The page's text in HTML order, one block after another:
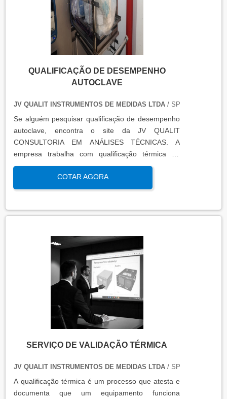
QUALIFICAÇÃO DE DESEMPENHO
AUTOCLAVE
JV QUALIT INSTRUMENTOS DE MEDIDAS LTDA/ SP
Se alguém pesquisar qualificação de desempenho
autoclave, encontra o site da JV QUALIT
CONSULTORIA EM ANÁLISES TÉCNICAS. A
empresa trabalha com qualificação térmica de
equipamentos e engenharia, disponibilizando o que
há de mais atual para garantir a qualidade final
para seus clientes.
COTAR AGORA
SERVIÇO DE VALIDAÇÃO TÉRMICA
JV QUALIT INSTRUMENTOS DE MEDIDAS LTDA/ SP
A qualificação térmica é um processo que atesta e
documenta que um equipamento funciona